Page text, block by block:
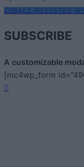
ZOBACZ WSZYSTKIE
SUBSCRIBE
A customizable
[mc4wp_form